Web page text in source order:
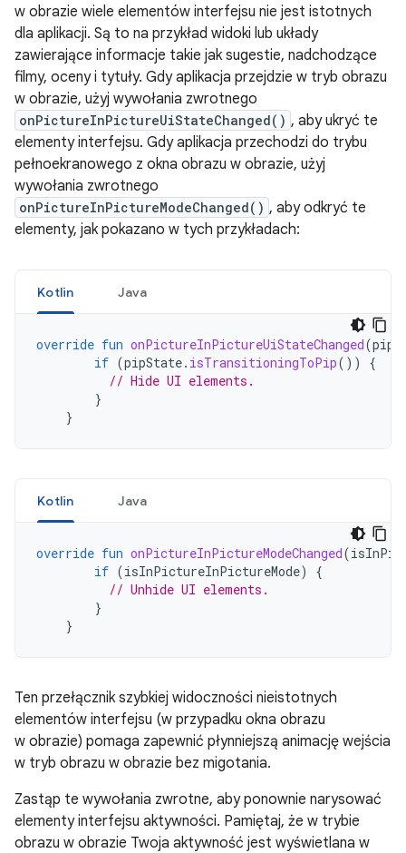
w obrazie wiele elementów interfejsu nie jest istotnych
dla aplikacji. Są to na przykład widoki lub układy
zawierające informacje takie jak sugestie, nadchodzące
filmy, oceny i tytuły. Gdy aplikacja przejdzie w tryb obrazu
w obrazie, użyj wywołania zwrotnego
onPictureInPictureUiStateChanged() , aby ukryć te
elementy interfejsu. Gdy aplikacja przechodzi do trybu
pełnoekranowego z okna obrazu w obrazie, użyj
wywołania zwrotnego
onPictureInPictureModeChanged() , aby odkryć te
elementy, jak pokazano w tych przykładach:
Kotlin Java
override fun onPictureInPictureUiStateChanged(
if (pipState. isTransitioningToPip())
{
// Hide UI elements.
}
}
Kotlin Java
override fun onPictureInPictureModeChanged(
if (isInPictureInPictureMode)
{
// Unhide UI elements.
}
}
Ten przełącznik szybkiej widoczności nieistotnych
elementów interfejsu (w przypadku okna obrazu
w obrazie) pomaga zapewnić płynniejszą animację wejścia
w tryb obrazu w obrazie bez migotania.
Zastąp te wywołania zwrotne, aby ponownie narysować
elementy interfejsu aktywności. Pamiętaj, że w trybie
obrazu w obrazie Twoja aktywność jest wyświetlana w